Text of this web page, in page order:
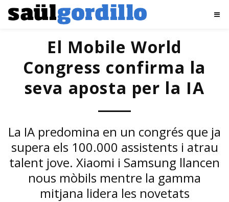
El Mobile World
Congress confirma la
seva aposta per la IA
La IA predomina en un congrés que ja
supera els 100.000 assistents i atrau
talent jove. Xiaomi i Samsung llancen
nous mòbils mentre la gamma
mitjana lidera les novetats